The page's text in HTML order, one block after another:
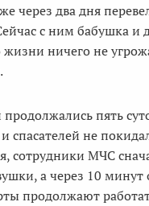
через два дня
с ним бабушка и
ничего не
пять
спасателей не
сотрудники МЧС
а через 10
продолжают